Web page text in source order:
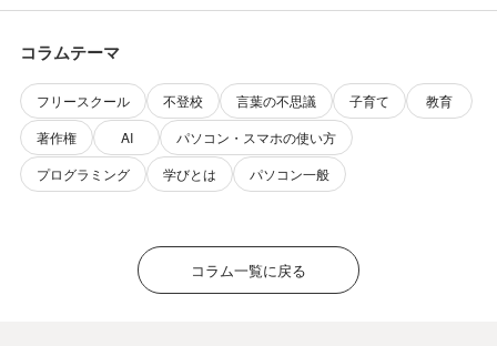
コラムテーマ
フリースクール 不登校 言葉の不思議 子育て
教育
著作権
AI
パソコン・スマホの使い方
プログラミング
学びとは パソコン一般
コラム一覧に戻る